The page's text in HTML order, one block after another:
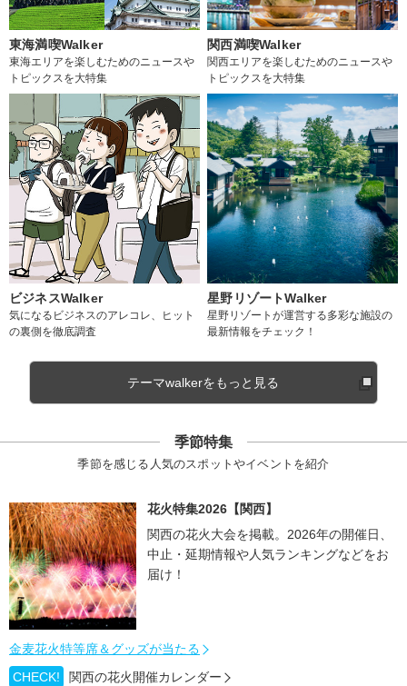
東海満喫Walker
東海エリアを楽しむためのニュースや
トピックスを大特集
関西満喫Walker
関西エリアを楽しむためのニュースや
トピックスを大特集
ビジネスWalker
気になるビジネスのアレコレ、ヒット
の裏側を徹底調査
星野リゾートWalker
星野リゾートが運営する多彩な施設の
最新情報をチェック！
テーマwalkerをもっと見る
季節特集
季節を感じる人気のスポットやイベントを紹介
花火特集2026【関西】
関西の花火大会を掲載。2026年の開催日、
中止・延期情報や人気ランキングなどをお
届け！
金麦花火特等席＆グッズが当たる
CHECK!
関西の花火開催カレンダー